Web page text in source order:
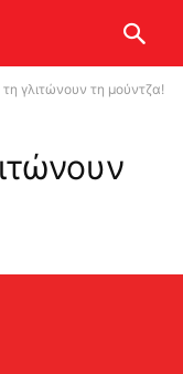
γλιτώνουν τη μούντζα!